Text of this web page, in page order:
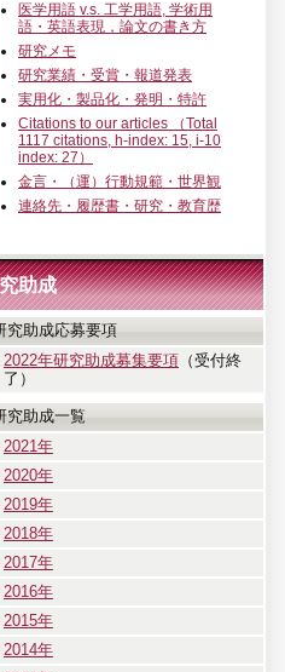
医学用語 v.s. 工学用語, 学術用
語・英語表現，論文の書き方
研究メモ
研究業績・受賞・報道発表
実用化・製品化・発明・特許
Citations to our articles （Total
1117 citations, h-index: 15, i-10
index: 27）
金言・（運）行動規範・世界観
連絡先・履歴書・研究・教育歴
助成
究助成応募要項
2022年研究助成募集要項 （受付終
了）
究助成一覧
2021年
2020年
2019年
2018年
2017年
2016年
2015年
2014年